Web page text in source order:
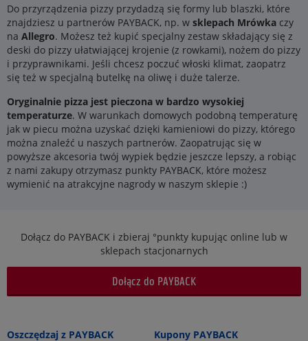
Do przyrządzenia pizzy przydadzą się formy lub blaszki, które
znajdziesz u partnerów PAYBACK, np. w sklepach Mrówka czy
na Allegro. Możesz też kupić specjalny zestaw składający się z
deski do pizzy ułatwiającej krojenie (z rowkami), nożem do pizzy
i przyprawnikami. Jeśli chcesz poczuć włoski klimat, zaopatrz
się też w specjalną butelkę na oliwę i duże talerze.
Oryginalnie pizza jest pieczona w bardzo wysokiej
temperaturze. W warunkach domowych podobną temperaturę
jak w piecu można uzyskać dzięki kamieniowi do pizzy, którego
można znaleźć u naszych partnerów. Zaopatrując się w
powyższe akcesoria twój wypiek będzie jeszcze lepszy, a robiąc
z nami zakupy otrzymasz punkty PAYBACK, które możesz
wymienić na atrakcyjne nagrody w naszym sklepie :)
Dołącz do PAYBACK i zbieraj °punkty kupując online lub w
sklepach stacjonarnych
Dołącz do PAYBACK
Oszczędzaj z PAYBACK
Kupony PAYBACK